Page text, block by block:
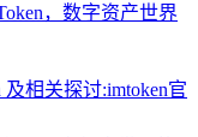
，数字资产世界
及相关探讨:imtoken官